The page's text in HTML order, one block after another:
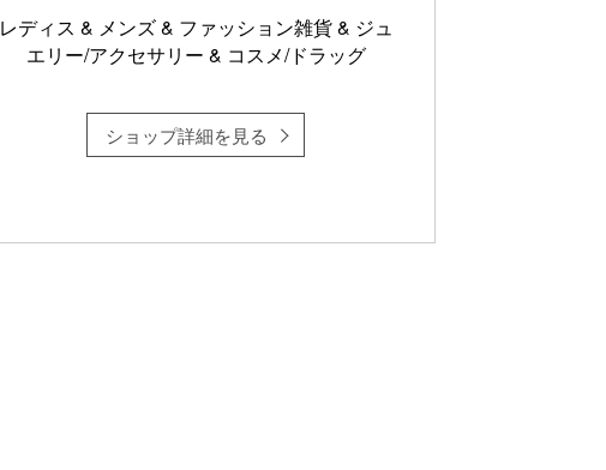
レディス & メンズ & ファッション雑貨 & ジュ
エリー/アクセサリー & コスメ/ドラッグ
ショップ詳細を見る